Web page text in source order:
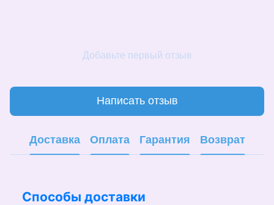
Добавьте первый отзыв
Написать отзыв
Доставка Оплата Гарантия Возврат
Способы доставки